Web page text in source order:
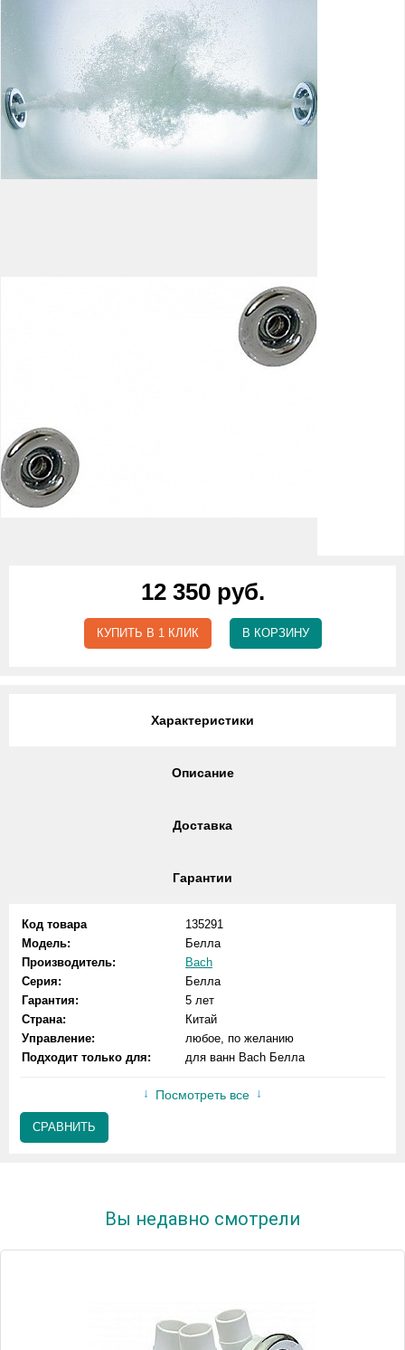
12 350 руб.
КУПИТЬ В 1 КЛИК В КОРЗИНУ
Характеристики
Описание
Доставка
Гарантии
Код товара
135291
Модель:
Белла
Производитель:
Bach
Серия:
Белла
Гарантия:
5 лет
Страна:
Китай
Управление:
любое, по желанию
Подходит только для:
для ванн Bach Белла
Посмотреть все
СРАВНИТЬ
Вы недавно смотрели